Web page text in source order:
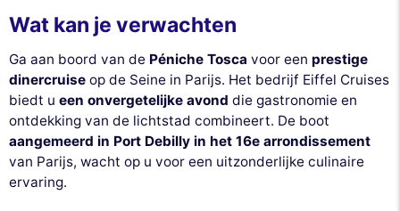
Wat kan je verwachten
Ga aan boord van de Péniche Tosca voor een prestige
dinercruise op de Seine in Parijs. Het bedrijf Eiffel Cruises
biedt u een onvergetelijke avond die gastronomie en
ontdekking van de lichtstad combineert. De boot
aangemeerd in Port Debilly in het 16e arrondissement
van Parijs, wacht op u voor een uitzonderlijke culinaire
ervaring.